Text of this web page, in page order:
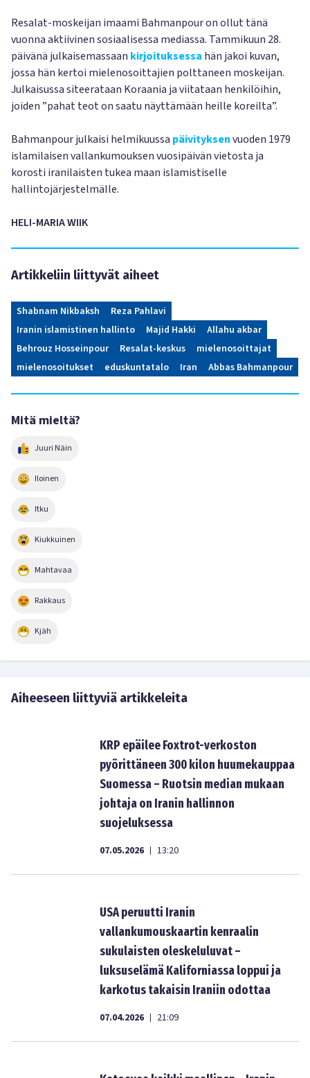
Resalat-moskeijan imaami Bahmanpour on ollut tänä
vuonna aktiivinen sosiaalisessa mediassa. Tammikuun 28.
päivänä julkaisemassaan kirjoituksessa hän jakoi kuvan,
jossa hän kertoi mielenosoittajien polttaneen moskeijan.
Julkaisussa siteerataan Koraania ja viitataan henkilöihin,
joiden ”pahat teot on saatu näyttämään heille koreilta”.
Bahmanpour julkaisi helmikuussa päivityksenvuoden 1979
islamilaisen vallankumouksen vuosipäivän vietosta ja
korosti iranilaisten tukea maan islamistiselle
hallintojärjestelmälle.
HELI-MARIA WIIK
Artikkeliin liittyvät aiheet
Shabnam Nikbaksh
Reza Pahlavi
Iranin islamistinen hallinto
Majid Hakki
Allahu akbar
Behrouz Hosseinpour
Resalat-keskus
mielenosoittajat
mielenosoitukset
eduskuntatalo Iran Abbas Bahmanpour
Mitä mieltä?
Juuri Näin
Iloinen
Itku
Kiukkuinen
Mahtavaa
Rakkaus
Kjäh
Aiheeseen liittyviä artikkeleita
KRP epäilee Foxtrot-verkoston
pyörittäneen 300 kilon huumekauppaa
Suomessa – Ruotsin median mukaan
johtaja on Iranin hallinnon
suojeluksessa
07.05.2026 | 13:20
USA peruutti Iranin
vallankumouskaartin kenraalin
sukulaisten oleskeluluvat –
luksuselämä Kaliforniassa loppui ja
karkotus takaisin Iraniin odottaa
07.04.2026 | 21:09